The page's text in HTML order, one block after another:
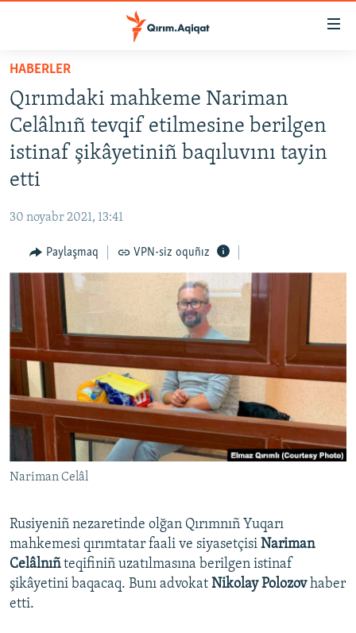
Esas
qaytmaq
Baş
navigatsiyağa
qaytmaq
Qıdıruvğa
HABERLER
SİYASET
İQTİSADİYAT
CEMİYET
İNSAN AQLARI
VİDEO
SÜRET
BLOGLAR
FİKİR
Русский
Українською
QOŞULIÑIZ!
RFE/RS bütün saytları
HABERLER
Qırımdaki mahkeme Nariman
Celâlnıñ tevqif etilmesine berilgen
istinaf şikâyetiniñ baqıluvını tayin
etti
30 noyabr 2021, 13:41
Paylaşmaq VPN-siz oquñız
Nariman Celâl
Rusiyeniñ nezaretinde olğan Qırımnıñ Yuqarı
mahkemesi qırımtatar faali ve siyasetçisi Nariman
Celâlnıñteqifiniñ uzatılmasına berilgen istinaf
şikâyetini baqacaq. Bunı advokat Nikolay Polozovhaber
etti.